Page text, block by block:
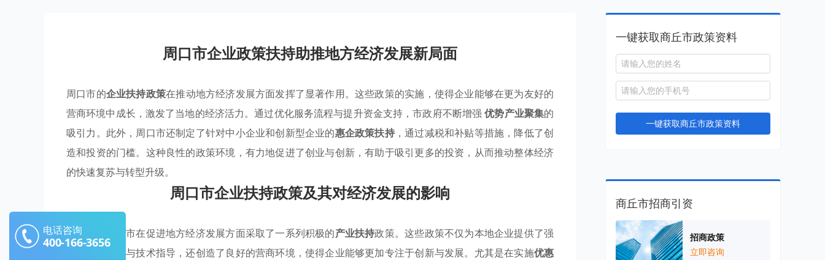
周口市企业政策扶持助推地方经济发展新局面
周口市的企业扶持政策在推动地方经济发展方面发挥了显著作用。这些政策的实施，使得企业能够在更为友好的
营商环境中成长，激发了当地的经济活力。通过优化服务流程与提升资金支持，市政府不断增强优势产业聚集的
吸引力。此外，周口市还制定了针对中小企业和创新型企业的惠企政策扶持，通过减税和补贴等措施，降低了创
造和投资的门槛。这种良性的政策环境，有力地促进了创业与创新，有助于吸引更多的投资，从而推动整体经济
的快速复苏与转型升级。
周口市企业扶持政策及其对经济发展的影响
近年来，周口市在促进地方经济发展方面采取了一系列积极的产业扶持政策。这些政策不仅为本地企业提供了强
大的资金支持与技术指导，还创造了良好的营商环境，使得企业能够更加专注于创新与发展。尤其是在实施优惠
一键获取商丘市政策资料
一键获取商丘市政策资料
商丘市招商引资
招商政策
立即咨询
电话咨询
400-166-3656